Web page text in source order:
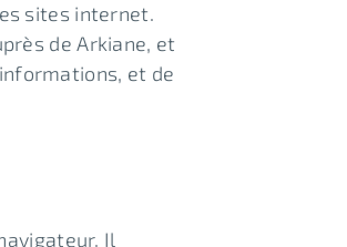
sites internet.
de Arkiane, et
et de
Il